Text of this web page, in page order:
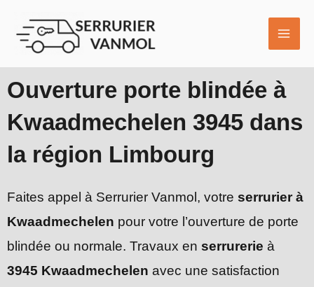
contenu
Ouverture porte blindée à
Kwaadmechelen 3945 dans
la région Limbourg
Faites appel à Serrurier Vanmol, votre serrurier à
Kwaadmechelen pour votre l’ouverture de porte
blindée ou normale. Travaux en serrurerie à
3945 Kwaadmechelen avec une satisfaction